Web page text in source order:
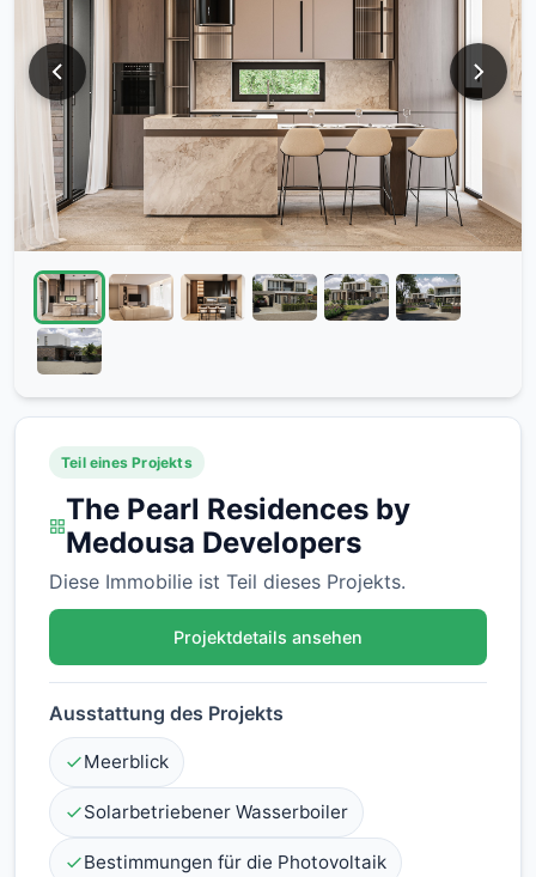
Teil eines Projekts
The Pearl Residences by
Medousa Developers
Diese Immobilie ist Teil dieses Projekts.
Projektdetails ansehen
Ausstattung des Projekts
Meerblick
Solarbetriebener Wasserboiler
Bestimmungen für die Photovoltaik